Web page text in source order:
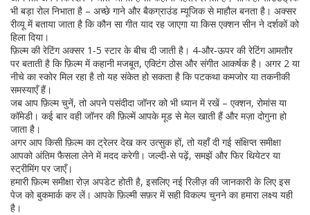
भी बड़ा रोल निभाता है – अच्छे गाने और बैकग्राउंड म्यूजिक से माहौल बनता है। अक्सर
रीव्यू में बताया जाता है कि कौन सा गीत याद रह जाएगा या किस एक्शन सीन ने दर्शकों को
हिला दिया।
फ़िल्म की रेटिंग अक्सर 1‑5 स्टार के बीच दी जाती है। 4‑और‑ऊपर की रेटिंग आमतौर
पर बताती है कि फ़िल्म में कहानी मजबूत, एक्टिंग ठोस और संगीत आकर्षक है। अगर 2 या
नीचे का स्कोर मिल रहा है तो यह संकेत हो सकता है कि पटकथा कमजोर या तकनीकी
समस्याएँ हैं।
जब आप फ़िल्म चुनें, तो अपने पसंदीदा जॉनर को भी ध्यान में रखें – एक्शन, रोमांस या
कॉमेडी। कई बार वही जॉनर की फ़िल्में आपके मूड से मेल खाती हैं और मज़ा दोगुना हो
जाता है।
अगर आप किसी फ़िल्म का ट्रेलर देख कर उत्सुक हों, तो यहाँ दी गई संक्षिप्त समीक्षा
आपको अंतिम फैसला लेने में मदद करेगी। जल्दी‑से पढ़ें, समझें और फिर थियेटर या
स्ट्रीमिंग पर जाएँ।
हमारी फ़िल्म समीक्षा रोज़ अपडेट होती है, इसलिए नई रिलीज़ की जानकारी के लिए इस
पेज को बुकमार्क कर लें। आपके फ़िल्मी सफ़र में सही विकल्प चुनने का हमारा लक्ष्य यही
है।